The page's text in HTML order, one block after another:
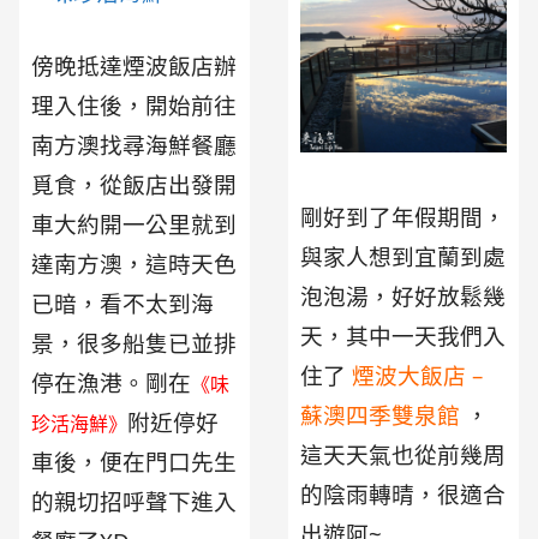
剛好到了年假期間，
與家人想到宜蘭到處
泡泡湯，好好放鬆幾
天，其中一天我們入
住了煙波大飯店 –
蘇澳四季雙泉館 ，
這天天氣也從前幾周
的陰雨轉晴，很適合
傍晚抵達煙波飯店辦
理入住後，開始前往
南方澳找尋海鮮餐廳
覓食，從飯店出發開
車大約開一公里就到
達南方澳，這時天色
已暗，看不太到海
景，很多船隻已並排
停在漁港。剛在 《味
珍活海鮮》 附近停好
車後，便在門口先生
的親切招呼聲下進入